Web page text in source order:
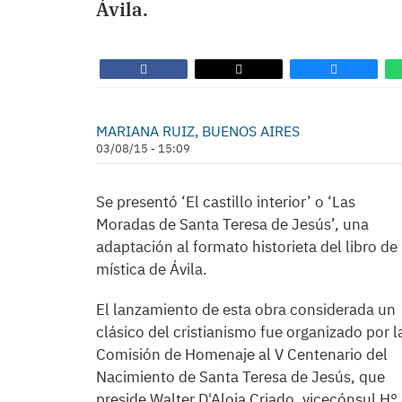
Ávila.
MARIANA RUIZ, BUENOS AIRES
03/08/15 - 15:09
Se presentó ‘El castillo interior’ o ‘Las
Moradas de Santa Teresa de Jesús’, una
adaptación al formato historieta del libro de
mística de Ávila.
El lanzamiento de esta obra considerada un
clásico del cristianismo fue organizado por
Comisión de Homenaje al V Centenario del
Nacimiento de Santa Teresa de Jesús, que